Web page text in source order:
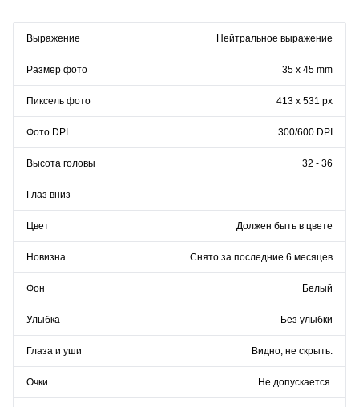
Выражение Нейтральное выражение
Размер фото 35 x 45 mm
Пиксель фото 413 x 531 px
Фото DPI 300/600 DPI
Высота головы 32 - 36
Глаз вниз
Цвет Должен быть в цвете
Новизна Снято за последние 6 месяцев
Фон Белый
Улыбка Без улыбки
Глаза и уши Видно, не скрыть.
Очки Не допускается.